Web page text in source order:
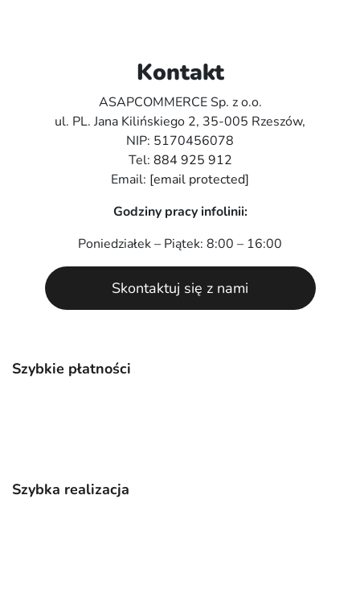
Szybkie płatności
Szybka realizacja
Kontakt
ASAPCOMMERCE Sp. z o.o.
ul. PL. Jana Kilińskiego 2, 35-005 Rzeszów,
NIP: 5170456078
Tel: 884 925 912
Email: [email protected]
Godziny pracy infolinii:
Poniedziałek – Piątek: 8:00 – 16:00
Skontaktuj się z nami